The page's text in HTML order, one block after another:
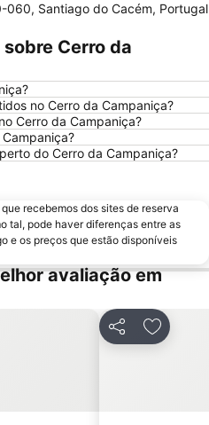
Ilha do Pessegueiro Beach
Brejos da Carregueira
Skate Park
Galé-Fontainhas
Porto das Carretas
Aberta Nova
da Amália
Cavaleiro Beach
Dos Buizinhos
Igreja Matriz de Santiago do Cacém
060, Santiago do Cacém, Portugal
Cerro da
no Cerro da Campaniça?
Cerro da Campaniça?
do Cerro da Campaniça?
recebemos dos sites de reserva
tal, pode haver diferenças entre as
e os preços que estão disponíveis
avaliação em
Partilhar